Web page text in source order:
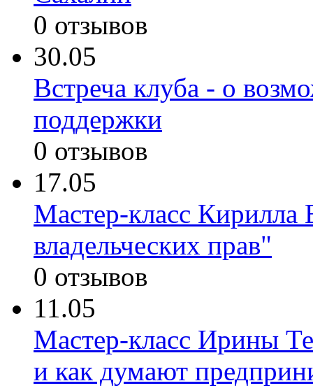
0 отзывов
30.05
Встреча клуба - о
поддержки
0 отзывов
17.05
Мастер-класс
владельческих прав"
0 отзывов
11.05
Мастер-класс Ирины
и как думают